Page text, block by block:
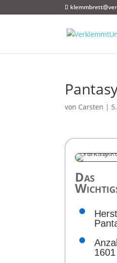
von Carsten |
Das
1601